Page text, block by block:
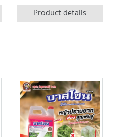
Product details